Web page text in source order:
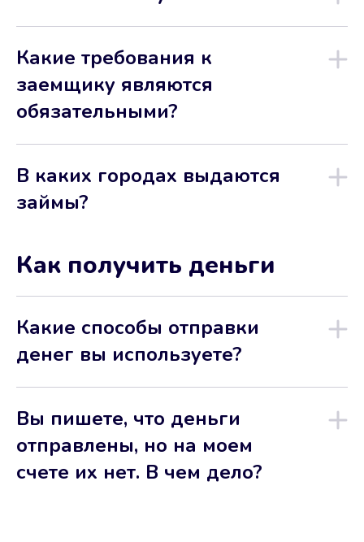
Какие требования к
заемщику являются
обязательными?
В каких городах выдаются
займы?
Как получить деньги
Какие способы отправки
денег вы используете?
Вы пишете, что деньги
отправлены, но на моем
счете их нет. В чем дело?